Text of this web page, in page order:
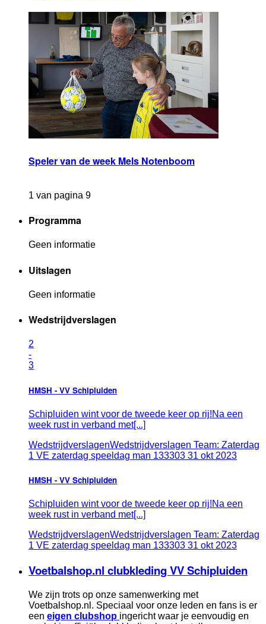
Speler van de week Mels Notenboom
1 van pagina 9
Programma
Geen informatie
Uitslagen
Geen informatie
Wedstrijdverslagen
2
-
3
HMSH - VV Schipluiden
Schipluiden wint voor de tweede keer op rij!Na een
week rust in verband met[...]
WedstrijdverslagenWedstrijdverslagen Team: Zaterdag
1 VE zaterdag speeldag man 133303 31 okt 2023
HMSH - VV Schipluiden
Schipluiden wint voor de tweede keer op rij!Na een
week rust in verband met[...]
WedstrijdverslagenWedstrijdverslagen Team: Zaterdag
1 VE zaterdag speeldag man 133303 31 okt 2023
Voetbalshop.nl clubkleding VV Schipluiden
We zijn trots op onze samenwerking met
Voetbalshop.nl. Speciaal voor onze leden en fans is er
een eigen clubshop ingericht waar je eenvoudig en